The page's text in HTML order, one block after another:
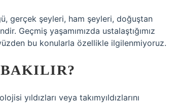
gerçek şeyleri, ham şeyleri, doğuştan
Geçmiş yaşamımızda ustalaştığımız
bu konularla özellikle ilgilenmiyoruz.
yıldızları veya takımyıldızlarını